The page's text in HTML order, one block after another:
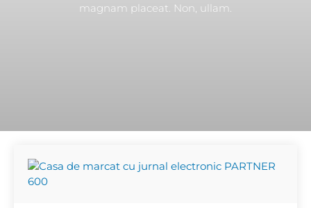
magnam placeat. Non, ullam.